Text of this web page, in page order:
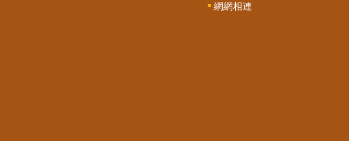
網網相連